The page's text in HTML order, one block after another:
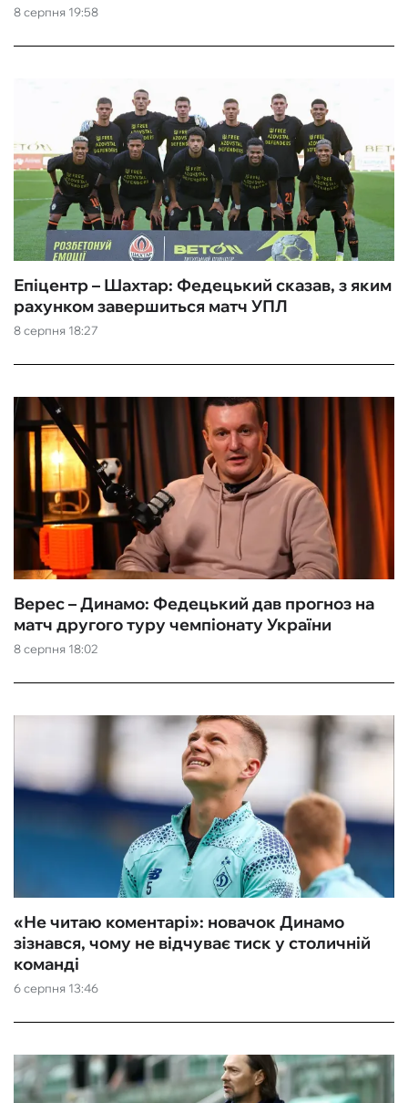
8 серпня 19:58
8 серпня 18:27
Епіцентр – Шахтар: Федецький сказав, з яким
рахунком завершиться матч УПЛ
8 серпня 18:02
Верес – Динамо: Федецький дав прогноз на
матч другого туру чемпіонату України
6 серпня 13:46
«Не читаю коментарі»: новачок Динамо
зізнався, чому не відчуває тиск у столичній
команді